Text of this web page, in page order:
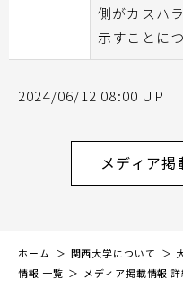
側がカスハ
示すことに
2024/06/12 08:00 UP
メディア
ホーム 関西大学について
情報 一覧
メディア掲載情報